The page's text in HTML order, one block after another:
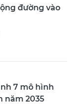
đường vào
7 mô hình
năm 2035